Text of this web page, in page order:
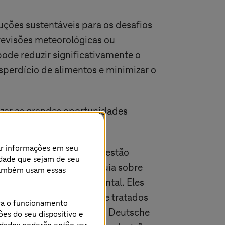
sustentáveis para os desafios
meteorológicas ou
reduzir significativamente o
de alimentos e minimizar o
as grandes oportunidades
e aT-Systems também estão
servem como um guia sobre
ponto de vista ambiental. Eles
ser reconhecidos e tratados
sustentáveis dentro da Deutsche
informações em seu
que sejam de seu
usam essas
o funcionamento
do seu dispositivo e